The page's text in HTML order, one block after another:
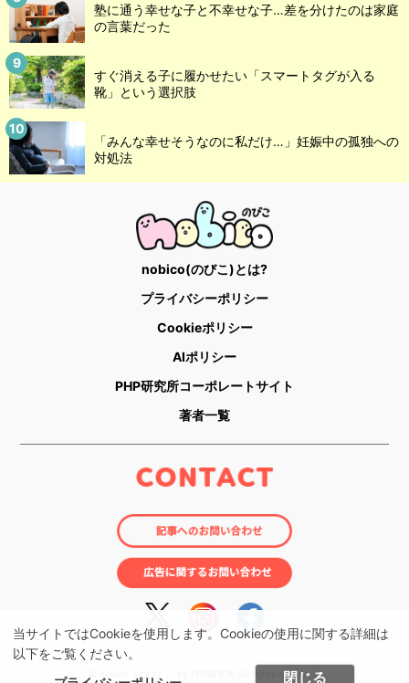
当サイトではCookieを使用します。Cookieの使用に関する詳細は
以下をご覧ください。
閉じる
塾に通う幸せな子と不幸せな子…差を分けたのは家庭
の言葉だった
すぐ消える子に履かせたい「スマートタグが入る
靴」という選択肢
「みんな幸せそうなのに私だけ…」妊娠中の孤独への
対処法
nobico(のびこ)とは?
プライバシーポリシー
Cookieポリシー
AIポリシー
PHP研究所コーポレートサイト
著者一覧
© nobico（のびこ） by PHP研究所 All rights reserved.